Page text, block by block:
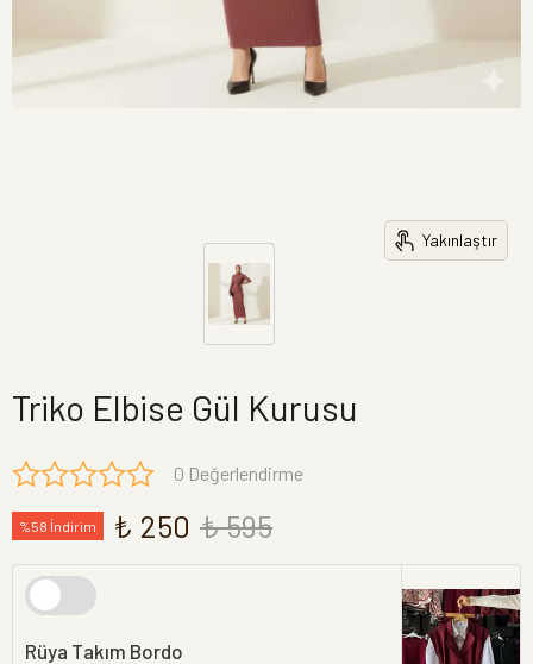
Yakınlaştır
Triko Elbise Gül Kurusu
0 Değerlendirme
%58 İndirim ₺ 250 ₺ 595
Rüya Takım Bordo